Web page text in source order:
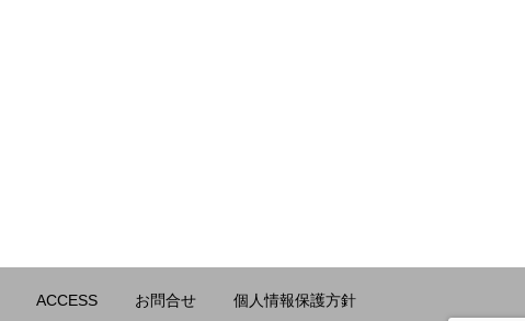
ACCESS お問合せ 個人情報保護方針